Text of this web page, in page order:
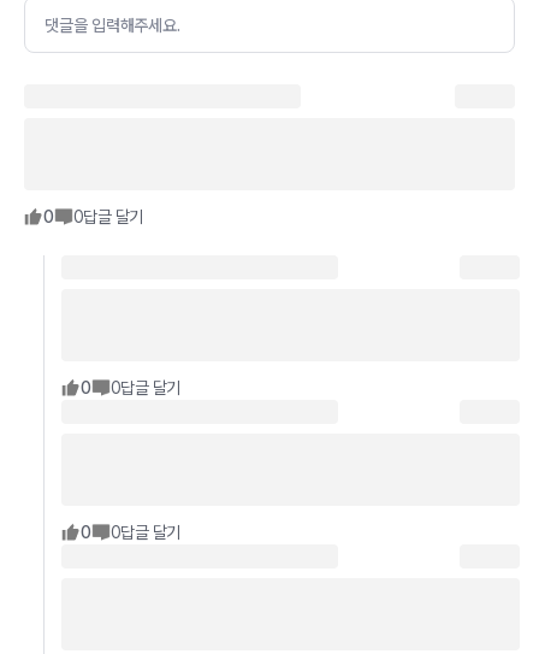
댓글을 입력해주세요.
0 0답글 달기
0 0답글 달기
0 0답글 달기